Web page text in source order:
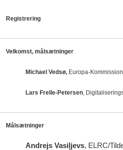
Registrering
Velkomst, målsætninger
Michael Vedsø, Europa-
Lars Frelle-Petersen,
Målsætninger
Andrejs Vasiļjevs, ELRC/